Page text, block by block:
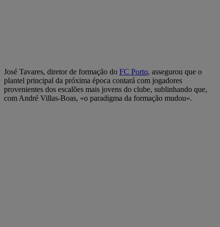
José Tavares, diretor de formação do FC Porto, assegurou que o
plantel principal da próxima época contará com jogadores
provenientes dos escalões mais jovens do clube, sublinhando que,
com André Villas-Boas, «o paradigma da formação mudou».